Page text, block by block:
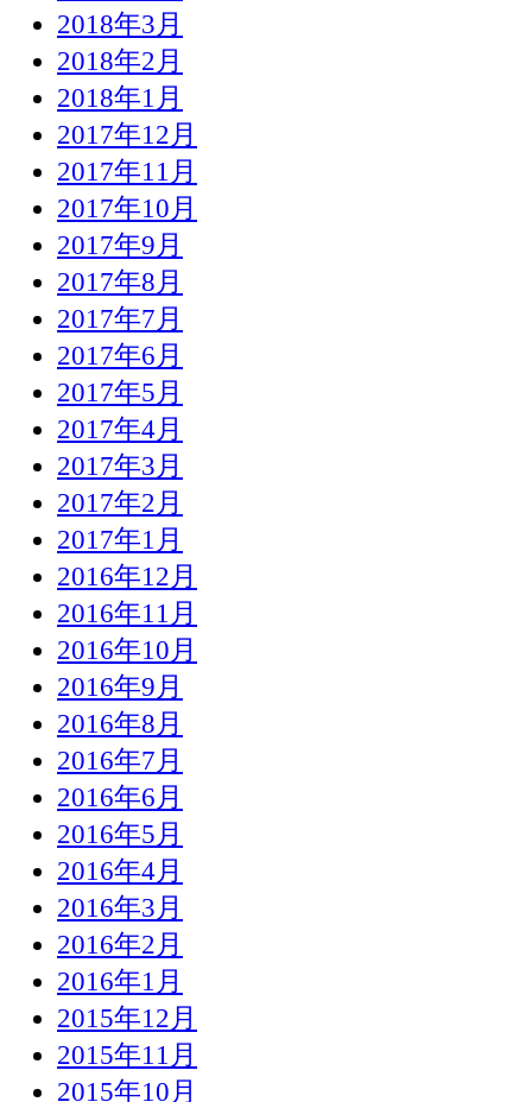
2018年3月
2018年2月
2018年1月
2017年12月
2017年11月
2017年10月
2017年9月
2017年8月
2017年7月
2017年6月
2017年5月
2017年4月
2017年3月
2017年2月
2017年1月
2016年12月
2016年11月
2016年10月
2016年9月
2016年8月
2016年7月
2016年6月
2016年5月
2016年4月
2016年3月
2016年2月
2016年1月
2015年12月
2015年11月
2015年10月